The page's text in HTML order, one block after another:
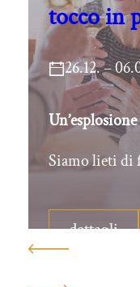
tocco in
26.12. –
Siamo lieti di
dettagli